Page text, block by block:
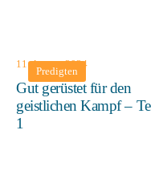
Predigten
11. August 2024
Gut gerüstet für den
geistlichen Kampf –
1